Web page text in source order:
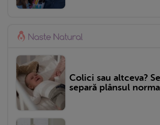
Colici sau altceva?
separă plânsul